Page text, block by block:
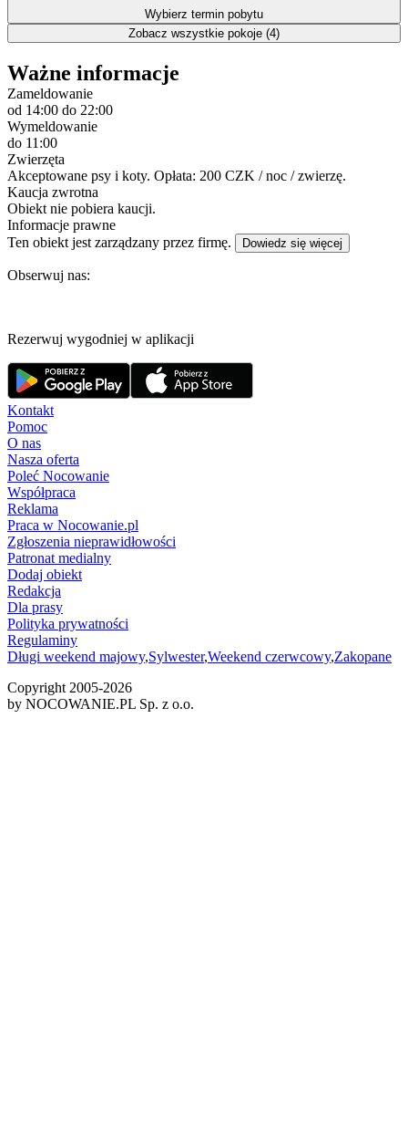
Wybierz termin pobytu
Zobacz wszystkie pokoje (4)
Ważne informacje
Zameldowanie
od 14:00 do 22:00
Wymeldowanie
do 11:00
Zwierzęta
Akceptowane psy i koty. Opłata: 200 CZK / noc / zwierzę.
Kaucja zwrotna
Obiekt nie pobiera kaucji.
Informacje prawne
Ten obiekt jest zarządzany przez firmę.
Dowiedz się więcej
Obserwuj nas:
Rezerwuj wygodniej w aplikacji
Kontakt
Pomoc
O nas
Nasza oferta
Poleć Nocowanie
Współpraca
Reklama
Praca w Nocowanie.pl
Zgłoszenia nieprawidłowości
Patronat medialny
Dodaj obiekt
Redakcja
Dla prasy
Polityka prywatności
Regulaminy
Długi weekend majowy,Sylwester,Weekend czerwcowy,Zakopane
Copyright 2005-2026
by NOCOWANIE.PL Sp. z o.o.